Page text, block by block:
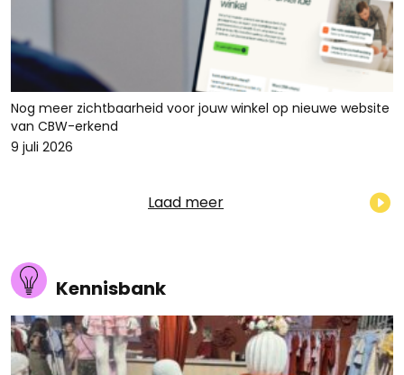
Nog meer zichtbaarheid voor jouw winkel op nieuwe website
van CBW-erkend
9 juli 2026
Laad meer
Kennisbank